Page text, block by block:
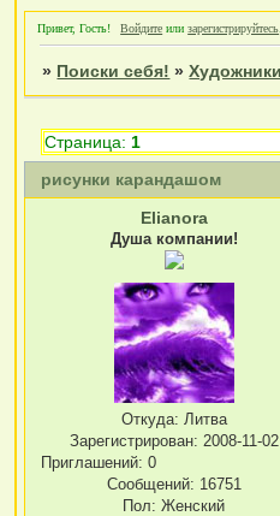
Привет, Гость! Войдите илизарегистрируйтесь
» Поиски себя! »
рисунки карандашом
Страница: 1
Elianora
Душа компании!
Откуда: Литва
Зарегистрирован: 2008-11-02
Приглашений: 0
Сообщений: 16751
Пол: Женский